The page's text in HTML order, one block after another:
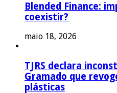
Blended Finance:
coexistir?
maio 18, 2026
TJRS declara
Gramado que
plásticas